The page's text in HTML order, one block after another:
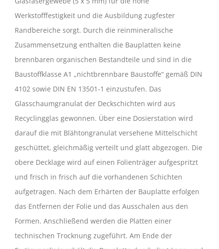
Werkstofffestigkeit und die Ausbil­dung zugfester
Randbereiche sorgt. Durch die reinmineralische
Zusammen­setzung enthalten die Bau­platten keine
brennbaren organischen Bestandteile und sind in die
Baustoff­klasse A1 „nichtbrennbare Baustoffe“ gemäß DIN
4102 sowie DIN EN 13501-1 einzustufen. Das
Glasschaumgranulat der Deckschichten wird aus
Recyclingglas gewonnen. Über eine Dosierstation wird
darauf die mit Blähtongranulat versehene Mittelschicht
geschüttet, gleichmäßig verteilt und glatt abgezogen. Die
obere Decklage wird auf einen Folienträger aufgespritzt
und frisch in frisch auf die vorhandenen Schichten
aufgetragen. Nach dem Erhärten der Bauplatte erfolgen
das Entfernen der Folie und das Ausschalen aus den
Formen. Anschließend werden die Platten einer
technischen Trocknung zugeführt. Am Ende der